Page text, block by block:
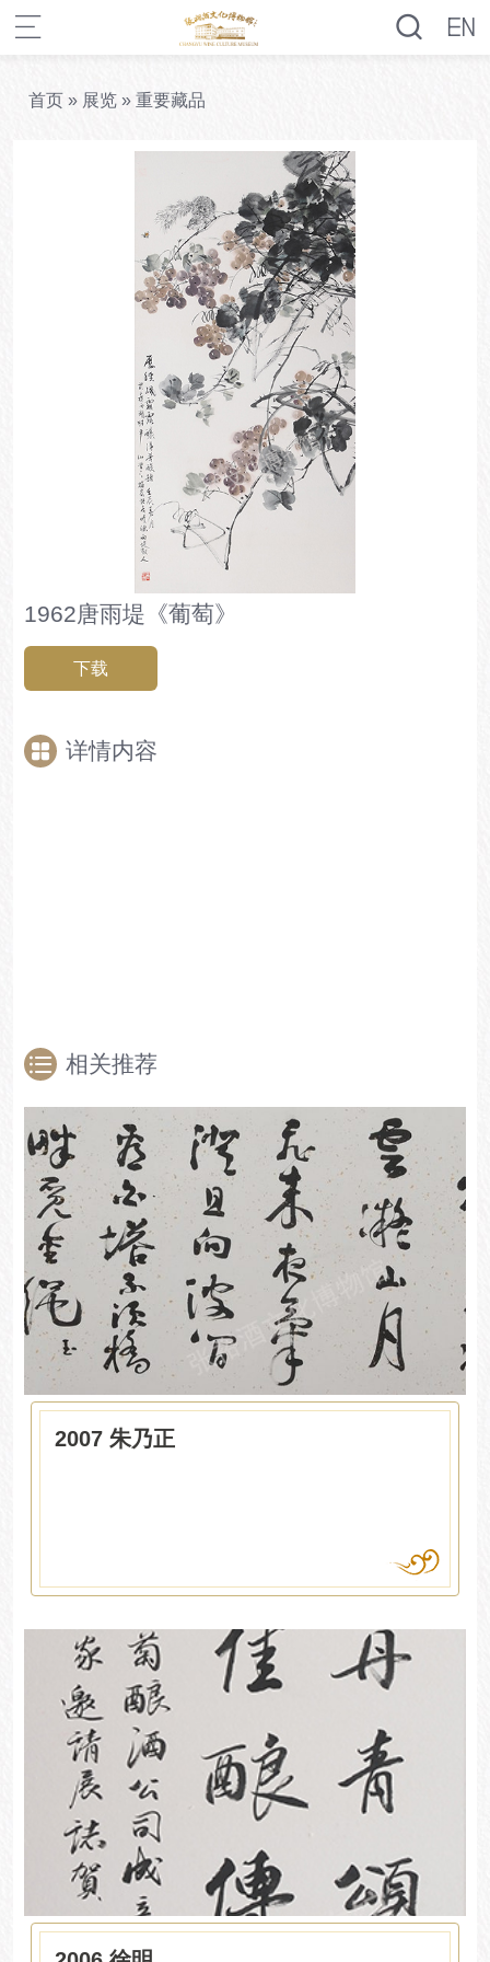
首页 » 展览 » 重要藏品
1962唐雨堤《葡萄》
下载
详情内容
相关推荐
2007 朱乃正